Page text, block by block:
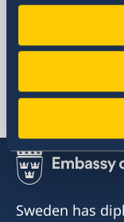
Nigeria,
Swedish
Consulate of
32A Kinshasa
Sweden has